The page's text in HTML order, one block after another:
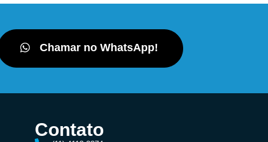
Chamar no WhatsApp!
Contato